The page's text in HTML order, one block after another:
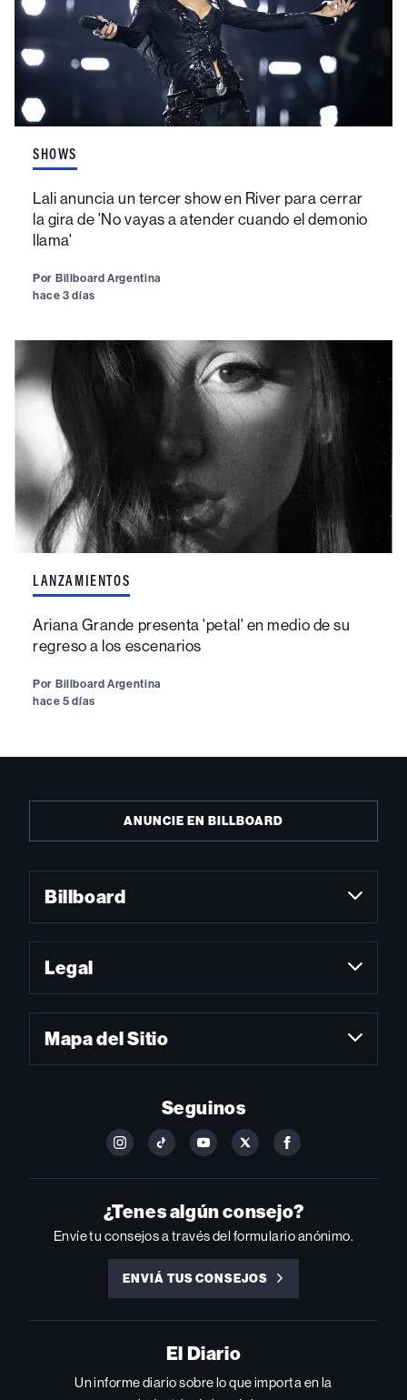
SHOWS
Lali anuncia un tercer show en River para cerrar
la gira de 'No vayas a atender cuando el demonio
llama'
Por Billboard Argentina
hace 3 días
LANZAMIENTOS
Ariana Grande presenta 'petal' en medio de su
regreso a los escenarios
Por Billboard Argentina
hace 5 días
ANUNCIE EN BILLBOARD
Billboard
Legal
Mapa del Sitio
Seguinos
FOLLOW
ON
INSTAGRAM
FOLLOW
ON
YOUTUBE
FOLLOW
ON
YOUTUBE
FOLLOW
ON
FOLLOW
ON
FACEBOOK
¿Tenes algún consejo?
Envíe tu consejos a través del formulario anónimo.
ENVIÁ TUS CONSEJOS
ENVIÁ
TUS
CONSEJOS
El Diario
Un informe diario sobre lo que importa en la